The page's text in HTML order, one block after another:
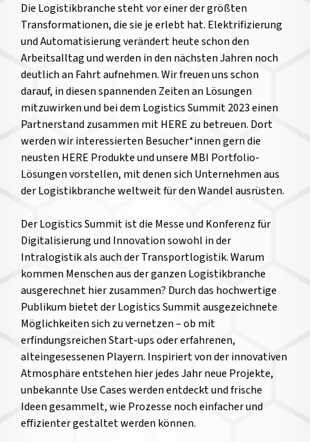
Die Logistikbranche steht vor einer der größten
Transformationen, die sie je erlebt hat. Elektrifizierung
und Automatisierung verändert heute schon den
Arbeitsalltag und werden in den nächsten Jahren noch
deutlich an Fahrt aufnehmen. Wir freuen uns schon
darauf, in diesen spannenden Zeiten an Lösungen
mitzuwirken und bei dem Logistics Summit 2023 einen
Partnerstand zusammen mit HERE zu betreuen. Dort
werden wir interessierten Besucher*innen gern die
neusten HERE Produkte und unsere MBI Portfolio-
Lösungen vorstellen, mit denen sich Unternehmen aus
der Logistikbranche weltweit für den Wandel ausrüsten.
Der Logistics Summit ist die Messe und Konferenz für
Digitalisierung und Innovation sowohl in der
Intralogistik als auch der Transportlogistik. Warum
kommen Menschen aus der ganzen Logistikbranche
ausgerechnet hier zusammen? Durch das hochwertige
Publikum bietet der Logistics Summit ausgezeichnete
Möglichkeiten sich zu vernetzen – ob mit
erfindungsreichen Start-ups oder erfahrenen,
alteingesessenen Playern. Inspiriert von der innovativen
Atmosphäre entstehen hier jedes Jahr neue Projekte,
unbekannte Use Cases werden entdeckt und frische
Ideen gesammelt, wie Prozesse noch einfacher und
effizienter gestaltet werden können.